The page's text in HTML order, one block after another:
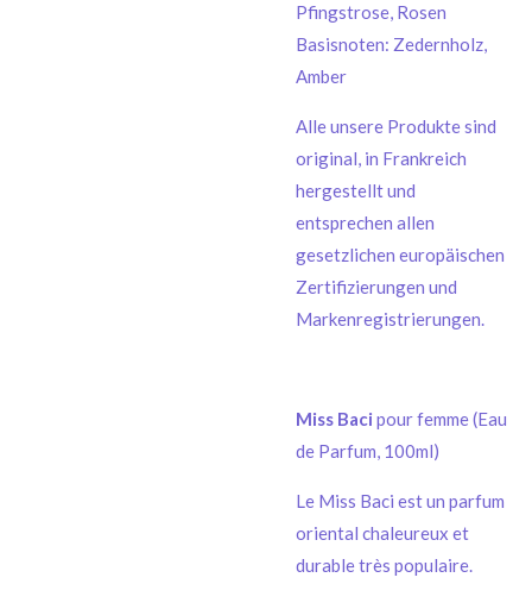
Pfingstrose, Rosen
Basisnoten: Zedernholz,
Amber
Alle unsere Produkte sind
original, in Frankreich
hergestellt und
entsprechen allen
gesetzlichen europäischen
Zertifizierungen und
Markenregistrierungen.
Miss Baci pour femme (Eau
de Parfum, 100ml)
Le Miss Baci est un parfum
oriental chaleureux et
durable très populaire.